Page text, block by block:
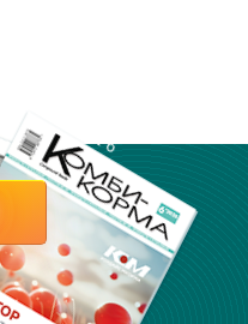
№ 6